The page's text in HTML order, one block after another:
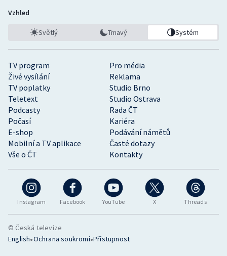
Instagram Facebook YouTube X Threads
TV program
Pro média
Živé vysílání
Reklama
TV poplatky
Studio Brno
Teletext
Studio Ostrava
Podcasty
Rada ČT
Počasí
Kariéra
E-shop
Podávání námětů
Mobilní a TV aplikace
Časté dotazy
Vše o ČT
Kontakty
Vzhled
Světlý Tmavý Systém
© Česká televize
English•Ochrana soukromí•Přístupnost